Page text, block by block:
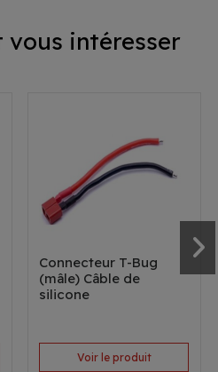
vous intéresser
Connecteur T-Bug
(mâle) Câble de
silicone
Voir le produit